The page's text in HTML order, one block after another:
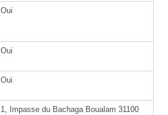
Oui
Oui
Oui
1, Impasse du Bachaga Boualam 31100